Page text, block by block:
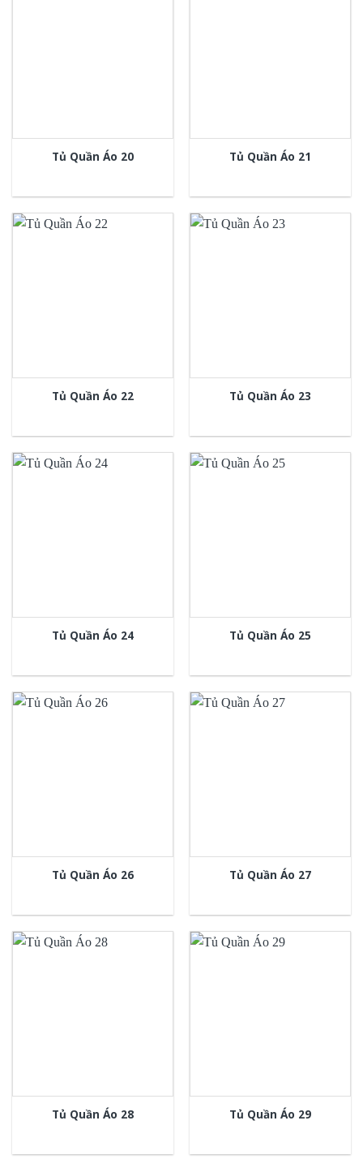
Tủ Quần Áo 20 Tủ Quần Áo 21
Tủ Quần Áo 22 Tủ Quần Áo 23
Tủ Quần Áo 24 Tủ Quần Áo 25
Tủ Quần Áo 26 Tủ Quần Áo 27
Tủ Quần Áo 28 Tủ Quần Áo 29